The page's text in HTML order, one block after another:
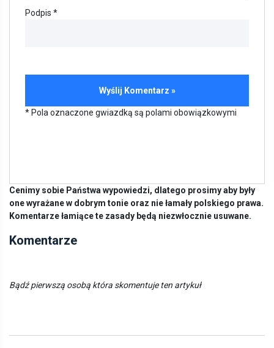
Podpis *
* Pola oznaczone gwiazdką są polami obowiązkowymi
Cenimy sobie Państwa wypowiedzi, dlatego prosimy aby były
one wyrażane w dobrym tonie oraz nie łamały polskiego prawa.
Komentarze łamiące te zasady będą niezwłocznie usuwane.
Komentarze
Bądź pierwszą osobą która skomentuje ten artykuł